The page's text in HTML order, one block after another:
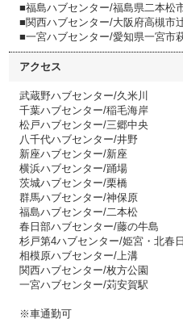
■福島ハブセンター/福島県二本松
■関西ハブセンター/大阪府高槻市
■一宮ハブセンター/愛知県一宮市
アクセス
武蔵野ハブセンター/久米川
千葉ハブセンター/稲毛海岸
松戸ハブセンター/三郷中央
八千代ハブセンター/井野
新座ハブセンター/新座
横浜ハブセンター/踊場
茨城ハブセンター/栗橋
群馬ハブセンター/神保原
福島ハブセンター/二本松
春日部ハブセンター/藤の牛島
杉戸第4ハブセンター/姫宮・北春
相模原ハブセンター/上溝
関西ハブセンター/枚方公園
一宮ハブセンター/苅安賀駅
※車通勤可